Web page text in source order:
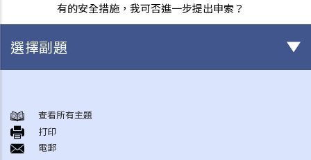
有的安全措施，我可否進一步提出申索？
選擇副題
A. 火葬
B. 骨灰安置所（靈灰安置所）
C. 土葬
查看所有主題
打印
電郵